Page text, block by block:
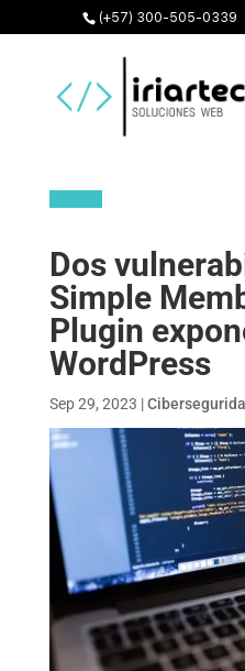
(+57) 300-505-0339
Dos
Simple
Plugin
WordPress
Sep 29, 2023 |